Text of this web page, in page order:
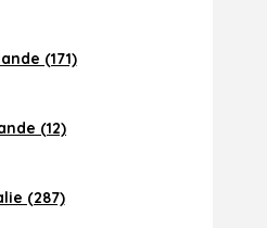
(171)
(12)
(287)